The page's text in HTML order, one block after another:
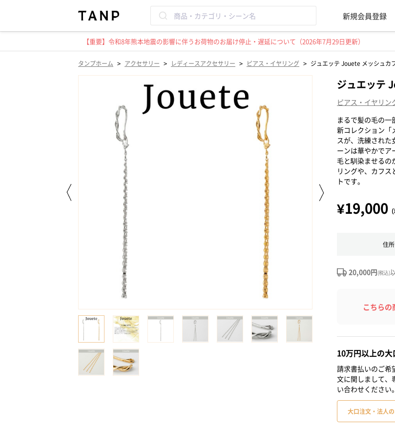
新規会員登録
【重要】令和8年熊本地震の影響に伴うお荷物のお届け停止・遅延について（2026年7月29日更新）
タンプホーム > アクセサリー > レディースアクセサリー > ピアス・イヤリング > ジュエッテ Jouete メッシュカ
ジュエッテ
ピアス・イヤリン
まるで髪の毛の
新コレクション「
スが、洗練された
ーンは華やかでア
毛と馴染ませるの
リングや、カフ
トです。
¥19,000
住
20,000円(税込)
こちらの
10万円以上の
請求書払いのご希
文に関しまして、
い合わせください。
大口注文・法人